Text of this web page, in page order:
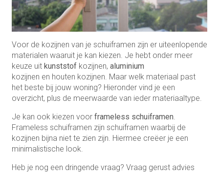
Voor de kozijnen van je schuiframen zijn er uiteenlopende
materialen waaruit je kan kiezen. Je hebt onder meer
keuze uit kunststof kozijnen, aluminium
kozijnen en houten kozijnen. Maar welk materiaal past
het beste bij jouw woning? Hieronder vind je een
overzicht, plus de meerwaarde van ieder materiaaltype.
Je kan ook kiezen voor frameless schuiframen.
Frameless schuiframen zijn schuiframen waarbij de
kozijnen bijna niet te zien zijn. Hiermee creëer je een
minimalistische look.
Heb je nog een dringende vraag? Vraag gerust advies